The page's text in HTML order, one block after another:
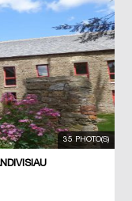
35 PHOTO(S)